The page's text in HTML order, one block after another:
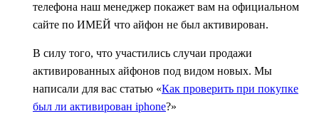
телефона наш менеджер покажет вам на официальном
сайте по ИМЕЙ что айфон не был активирован.
В силу того, что участились случаи продажи
активированных айфонов под видом новых. Мы
написали для вас статью «Как проверить при покупке
был ли активирован iphone?»